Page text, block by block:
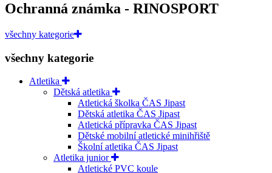
Ochranná známka - RINOSPORT
všechny kategorie
všechny kategorie
Atletika
Dětská atletika
Atletická školka ČAS Jipast
Dětská atletika ČAS Jipast
Atletická přípravka ČAS Jipast
Dětské mobilní atletické minihřiště
Školní atletika ČAS Jipast
Atletika junior
Atletické PVC koule